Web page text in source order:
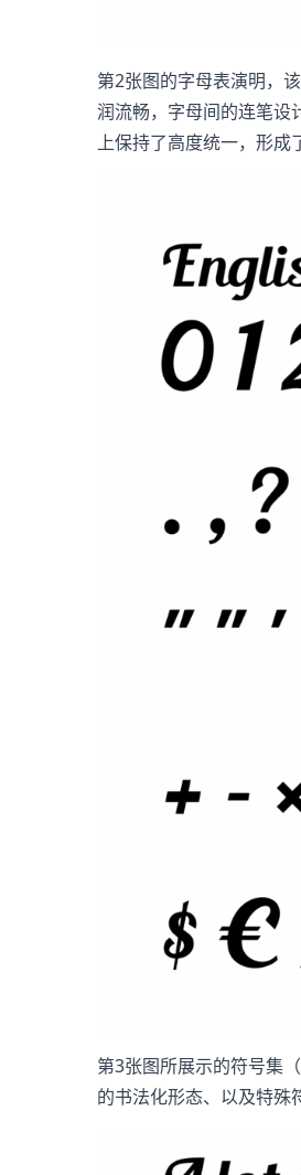
第2张图的字母表演明，
润流畅，字母间的连笔设
上保持了高度统一，形成
第3张图所展示的符号集
的书法化形态、以及特殊